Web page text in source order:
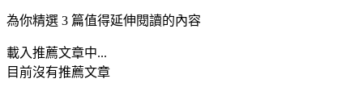
為你精選 3 篇值得延伸閱讀的內容
載入推薦文章中...
目前沒有推薦文章